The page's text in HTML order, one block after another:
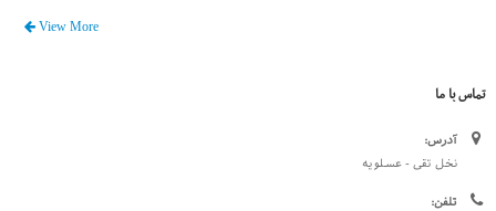
View More
تماس با ما
آدرس:
نخل تقی - عسلویه
تلفن: